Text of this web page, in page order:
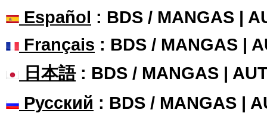
Español : BDS / MANGAS |
Français : BDS / MANGAS |
日本語: BDS / MANGAS |
Русский : BDS / MANGAS |